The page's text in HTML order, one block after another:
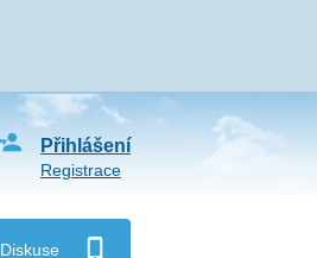
Diskuse
Přihlášení
Registrace